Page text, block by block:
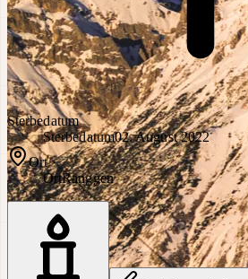
Sterbedatum
Sterbedatum02. August 2022
Ort
OrtRanggen